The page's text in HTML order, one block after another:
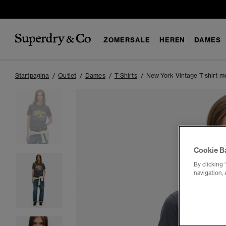
ZOMERSALE HEREN DAMES
Startpagina Outlet Dames T-Shirts New York Vintage T-shirt
Cookie
By clicking
navigation,